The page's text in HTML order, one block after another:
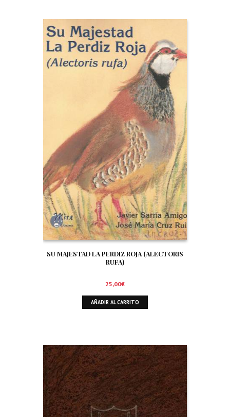
SU MAJESTAD LA PERDIZ ROJA (ALECTORIS
RUFA)
25,00€
AÑADIR AL CARRITO